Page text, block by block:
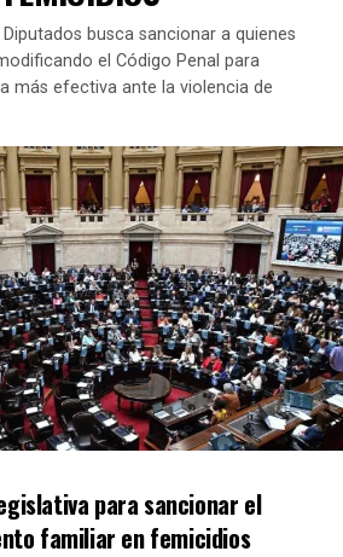
CECILIA MOREAU MASSA
PASO
CAMPAÑA POR LA NIÑA
«CARAVANA POR TODO EL
busca sancionar a quienes
el Código Penal para
más efectiva ante la violencia de
para sancionar el
familiar en femicidios